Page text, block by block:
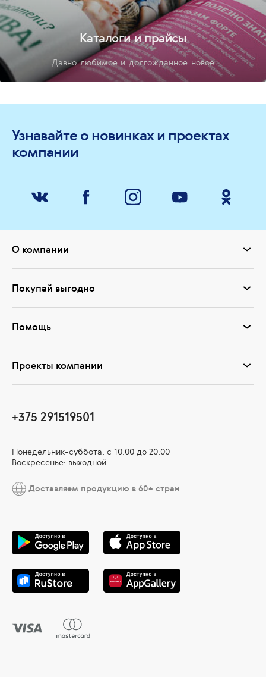
Каталоги и прайсы
Давно любимое и долгожданное новое
Узнавайте о новинках и проектах
компании
О компании
Покупай выгодно
Помощь
Проекты компании
+375 291519501
Понедельник-суббота: с 10:00 до 20:00
Воскресенье: выходной
Доставляем продукцию в 60+ стран